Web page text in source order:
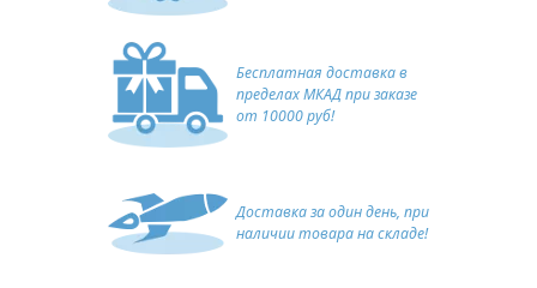
Бесплатная доставка в
пределах МКАД при заказе
от 10000 руб!
Доставка за один день, при
наличии товара на складе!